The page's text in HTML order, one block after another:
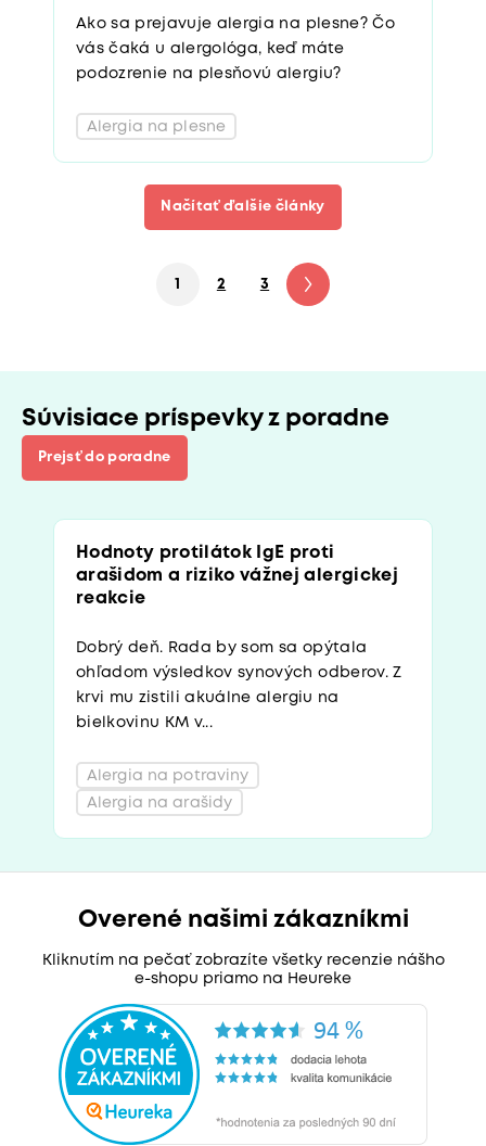
Ako sa prejavuje alergia na plesne? Čo
vás čaká u alergológa, keď máte
podozrenie na plesňovú alergiu?
Alergia na plesne
Načítať ďalšie články
1 2 3 4
Súvisiace príspevky z poradne
Prejsť do poradne
Hodnoty protilátok IgE proti
arašidom a riziko vážnej alergickej
reakcie
Dobrý deň. Rada by som sa opýtala
ohľadom výsledkov synových odberov. Z
krvi mu zistili akuálne alergiu na
bielkovinu KM v...
Alergia na arašidy
Alergia na potraviny
Overené našimi zákazníkmi
Kliknutím na pečať zobrazíte všetky recenzie nášho
e-shopu priamo na Heureke